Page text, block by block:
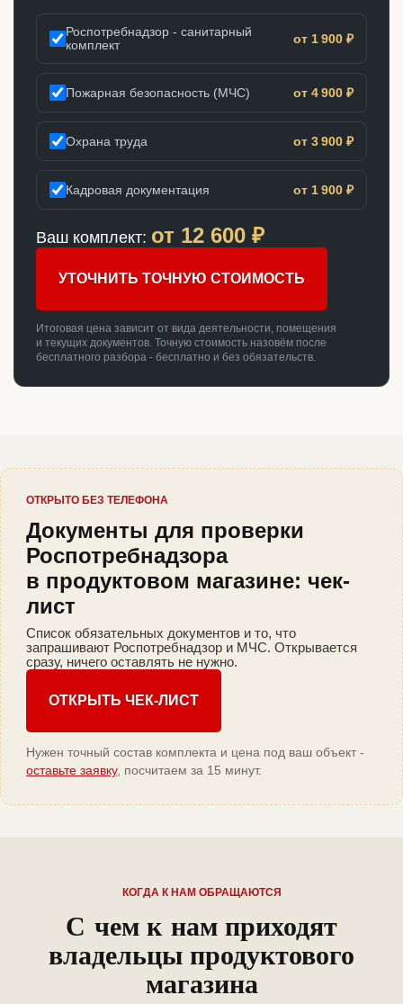
Роспотребнадзор - санитарный
комплект
от 1 900 ₽
Пожарная безопасность (МЧС) от 4 900 ₽
Охрана труда от 3 900 ₽
Кадровая документация от 1 900 ₽
Ваш комплект: от 12 600 ₽
УТОЧНИТЬ ТОЧНУЮ СТОИМОСТЬ
Итоговая цена зависит от вида деятельности, помещения
и текущих документов. Точную стоимость назовём после
бесплатного разбора - бесплатно и без обязательств.
ОТКРЫТО БЕЗ ТЕЛЕФОНА
Документы для проверки
Роспотребнадзора
в продуктовом магазине: чек-
лист
Список обязательных документов и то, что
запрашивают Роспотребнадзор и МЧС. Открывается
сразу, ничего оставлять не нужно.
ОТКРЫТЬ ЧЕК-ЛИСТ
Нужен точный состав комплекта и цена под ваш объект -
оставьте заявку, посчитаем за 15 минут.
КОГДА К НАМ ОБРАЩАЮТСЯ
С чем к нам приходят
владельцы продуктового
магазина